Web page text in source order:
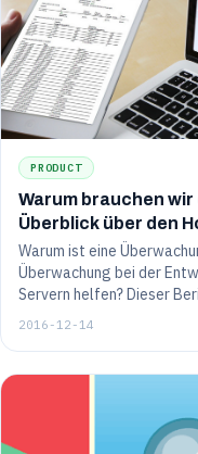
mentionner les défis
confrontés.
PRODUCT
Warum brauchen
Überblick über den
Warum ist eine
Überwachung bei der
Servern helfen? Dieser
auch zeigen, wie der
immer mit seinen Kunden
2016-12-14